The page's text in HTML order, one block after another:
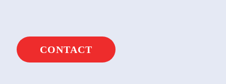
CONTACT